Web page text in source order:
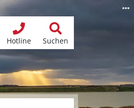
Hotline Suchen